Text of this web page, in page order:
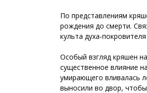
По представлениям
рождения до смерти.
культа духа-
Особый взгляд кряшен
существенное влияние
умирающего вливалась
выносили во двор,